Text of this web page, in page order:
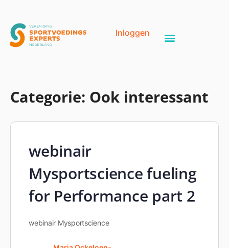
Inloggen
Categorie: Ook interessant
webinair
Mysportscience fueling
for Performance part 2
webinair Mysportscience